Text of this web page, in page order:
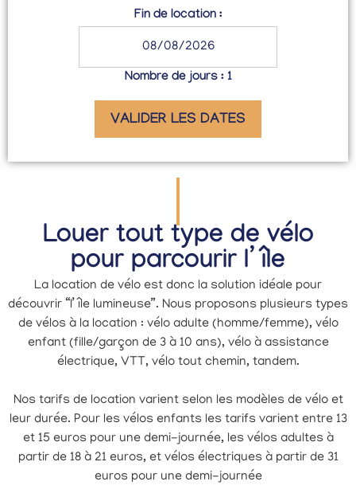
Fin de location :
Nombre de jours : 1
VALIDER LES DATES
Louer tout type de vélo
pour parcourir l’ île
La location de vélo est donc la solution idéale pour
découvrir “l’ île lumineuse”. Nous proposons plusieurs types
de vélos à la location : vélo adulte (homme/femme), vélo
enfant (fille/garçon de 3 à 10 ans), vélo à assistance
électrique, VTT, vélo tout chemin, tandem.
Nos tarifs de location varient selon les modèles de vélo et
leur durée. Pour les vélos enfants les tarifs varient entre 13
et 15 euros pour une demi-journée, les vélos adultes à
partir de 18 à 21 euros, et vélos électriques à partir de 31
euros pour une demi-journée